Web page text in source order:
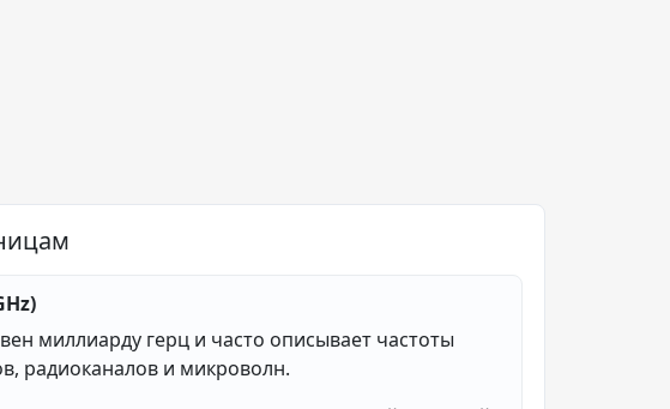
миллиарду герц и часто описывает частоты
радиоканалов и микроволн.